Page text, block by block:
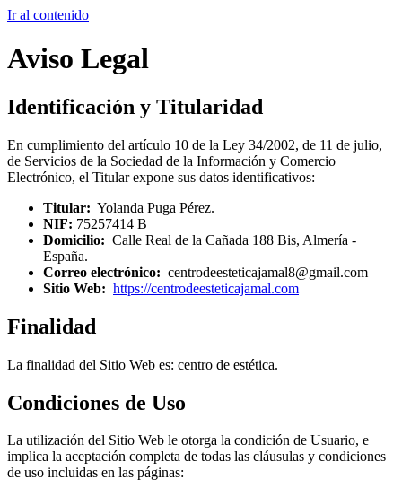
Ir al contenido
Aviso Legal
Identificación y Titularidad
En cumplimiento del artículo 10 de la Ley 34/2002, de 11 de julio,
de Servicios de la Sociedad de la Información y Comercio
Electrónico, el Titular expone sus datos identificativos:
Titular: Yolanda Puga Pérez.
NIF: 75257414 B
Domicilio: Calle Real de la Cañada 188 Bis, Almería -
España.
Correo electrónico: centrodeesteticajamal8@gmail.com
Sitio Web: https://centrodeesteticajamal.com
Finalidad
La finalidad del Sitio Web es: centro de estética.
Condiciones de Uso
La utilización del Sitio Web le otorga la condición de Usuario, e
implica la aceptación completa de todas las cláusulas y condiciones
de uso incluidas en las páginas: